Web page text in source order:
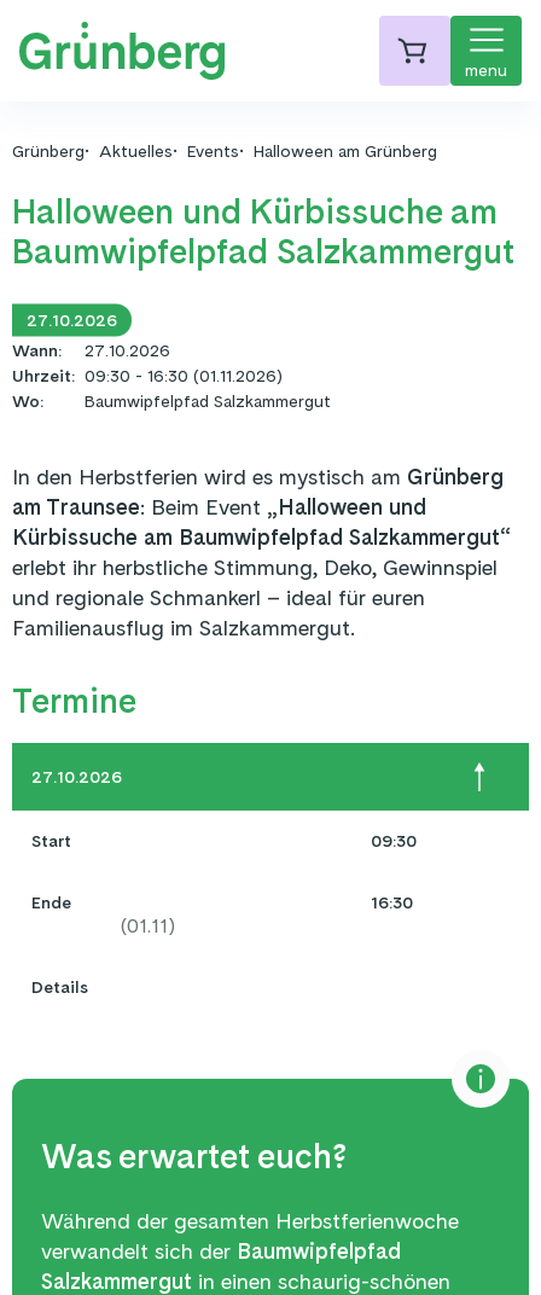
menu
Grünberg Aktuelles Events Halloween am Grünberg
Halloween und Kürbissuche am
Baumwipfelpfad Salzkammergut
27.10.2026
Wann:
27.10.2026
Uhrzeit: 09:30 - 16:30 (01.11.2026)
Wo: Baumwipfelpfad Salzkammergut
In den Herbstferien wird es mystisch am Grünberg
am Traunsee: Beim Event „Halloween und
Kürbissuche am Baumwipfelpfad Salzkammergut“
erlebt ihr herbstliche Stimmung, Deko, Gewinnspiel
und regionale Schmankerl – ideal für euren
Familienausflug im Salzkammergut.
Termine
27.10.2026
Start 09:30
Ende 16:30
(01.11)
Details
Was erwartet euch?
Während der gesamten Herbstferienwoche
verwandelt sich der Baumwipfelpfad
Salzkammergut in einen schaurig-schönen